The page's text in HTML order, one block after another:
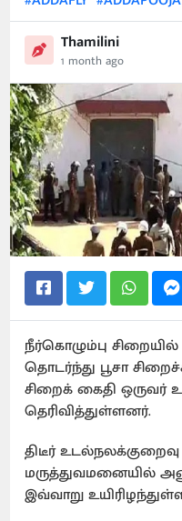
Thamilini
1 month ago
நீர்கொழும்பு
தொடர்ந்து பூசா
சிறைக் கைதி ஒருவர்
தெரிவித்துள்ளனர்.
திடீர்
மருத்துவமனையில்
இவ்வாறு